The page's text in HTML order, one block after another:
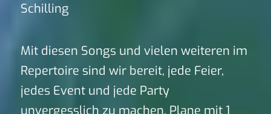
Schilling
Mit diesen Songs und vielen weiteren im
Repertoire sind wir bereit, jede Feier,
jedes Event und jede Party